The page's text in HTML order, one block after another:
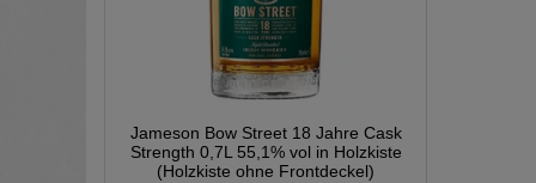
Jameson Bow Street 18 Jahre Cask
Strength 0,7L 55,1% vol in Holzkiste
(Holzkiste ohne Frontdeckel)